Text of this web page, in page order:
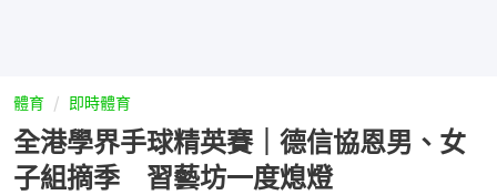
體育 即時體育
全港學界手球精英賽｜德信協恩男、女
子組摘季 習藝坊一度熄燈